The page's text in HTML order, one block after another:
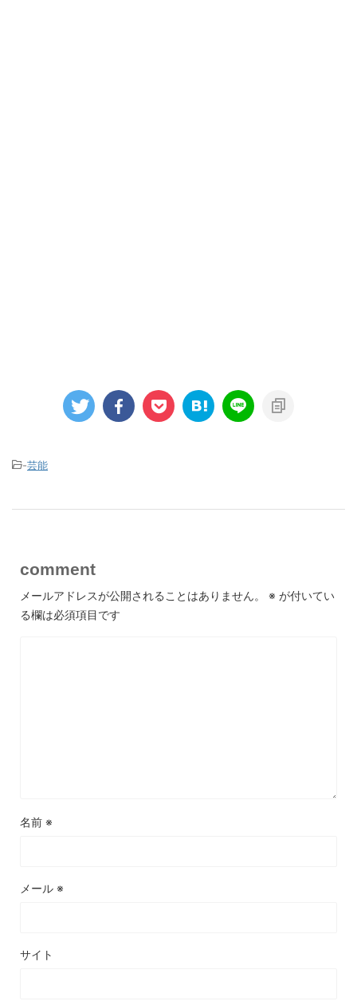
-芸能
comment
メールアドレスが公開されることはありません。 ※ が付いてい
る欄は必須項目です
名前 ※
メール ※
サイト